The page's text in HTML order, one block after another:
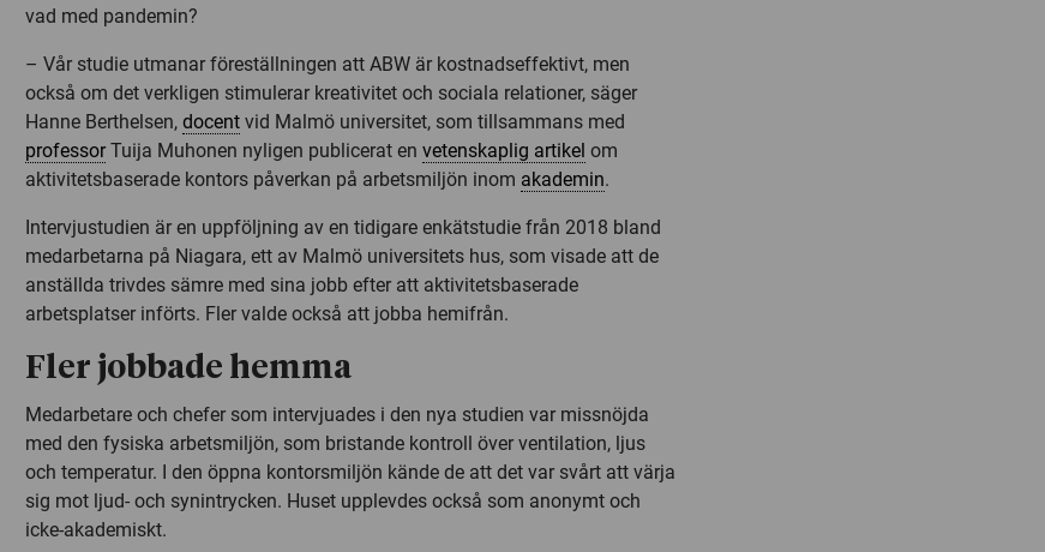
vad med pandemin?
– Vår studie utmanar föreställningen att ABW är kostnadseffektivt, men
också om det verkligen stimulerar kreativitet och sociala relationer, säger
Hanne Berthelsen, docent vid Malmö universitet, som tillsammans med
professorTuija Muhonen nyligen publicerat en vetenskaplig artikel om
aktivitetsbaserade kontors påverkan på arbetsmiljön inom akademin.
Intervjustudien är en uppföljning av en tidigare enkätstudie från 2018 bland
medarbetarna på Niagara, ett av Malmö universitets hus, som visade att de
anställda trivdes sämre med sina jobb efter att aktivitetsbaserade
arbetsplatser införts. Fler valde också att jobba hemifrån.
Fler jobbade hemma
Medarbetare och chefer som intervjuades i den nya studien var missnöjda
med den fysiska arbetsmiljön, som bristande kontroll över ventilation, ljus
och temperatur. I den öppna kontorsmiljön kände de att det var svårt att värja
sig mot ljud- och synintrycken. Huset upplevdes också som anonymt och
icke-akademiskt.